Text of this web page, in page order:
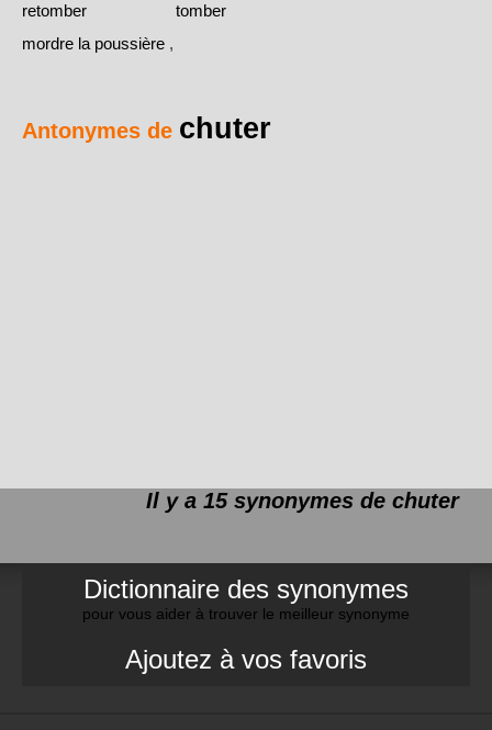
retomber
tomber
mordre la poussière ,
Antonymes de chuter
Il y a 15 synonymes de chuter
Dictionnaire des synonymes
pour vous aider à trouver le meilleur synonyme
Ajoutez à vos favoris